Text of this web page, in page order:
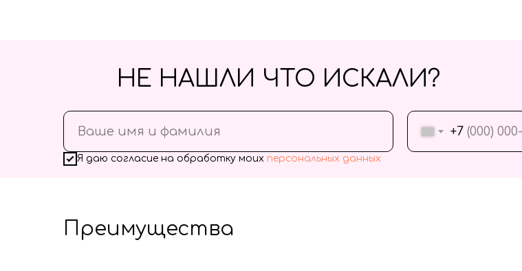
+7
Я даю согласие на обработку моих персональных данных
НЕ НАШЛИ ЧТО ИСКАЛИ?
Преимущества